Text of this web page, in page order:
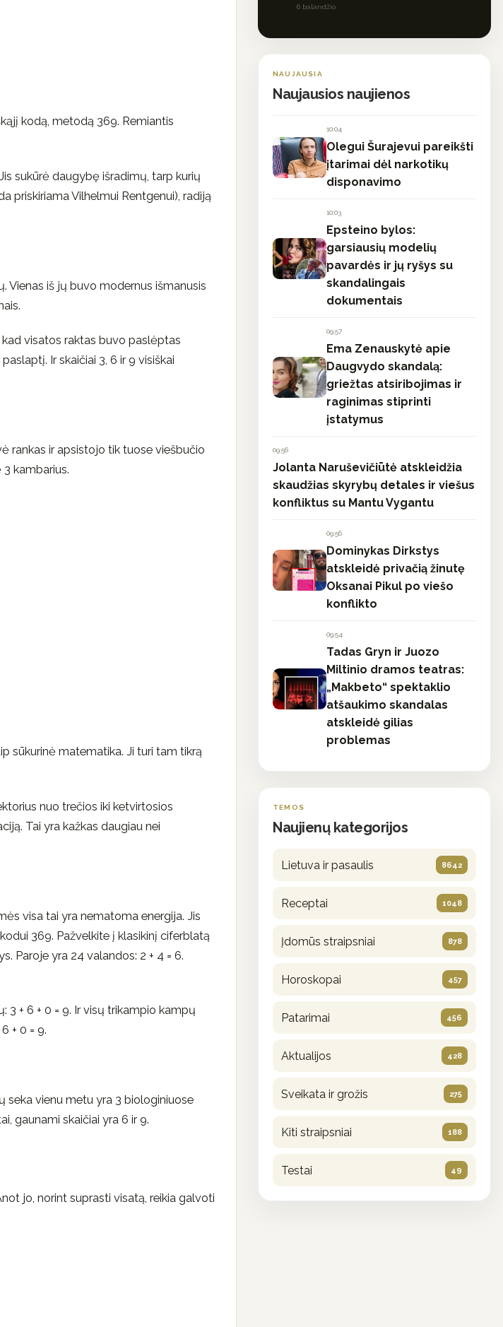
kodą, metodą 369. Remiantis
sukūrė daugybę išradimų, tarp kurių
priskiriama Vilhelmui Rentgenui), radiją
Vienas iš jų buvo modernus išmanusis
visatos raktas buvo paslėptas
Ir skaičiai 3, 6 ir 9 visiškai
rankas ir apsistojo tik tuose viešbučio
kambarius.
sūkurinė matematika. Ji turi tam tikrą
nuo trečios iki ketvirtosios
Tai yra kažkas daugiau nei
visa tai yra nematoma energija. Jis
369. Pažvelkite į klasikinį ciferblatą
Paroje yra 24 valandos: 2 + 4 = 6.
+ 6 + 0 = 9. Ir visų trikampio kampų
+ 0 = 9.
seka vienu metu yra 3 biologiniuose
gaunami skaičiai yra 6 ir 9.
jo, norint suprasti visatą, reikia galvoti
6 balandžio
NAUJAUSIA
Naujausios naujienos
10:04
Olegui Šurajevui pareikšti
įtarimai dėl narkotikų
disponavimo
10:03
Epsteino bylos:
garsiausių modelių
pavardės ir jų ryšys su
skandalingais
dokumentais
09:57
Ema Zenauskytė apie
Daugvydo skandalą:
griežtas atsiribojimas ir
raginimas stiprinti
įstatymus
09:56
Jolanta Naruševičiūtė atskleidžia
skaudžias skyrybų detales ir viešus
konfliktus su Mantu Vygantu
09:56
Dominykas Dirkstys
atskleidė privačią žinutę
Oksanai Pikul po viešo
konflikto
09:54
Tadas Gryn ir Juozo
Miltinio dramos teatras:
„Makbeto“ spektaklio
atšaukimo skandalas
atskleidė gilias
problemas
TEMOS
Naujienų kategorijos
Lietuva ir pasaulis 8642
Receptai 1048
Įdomūs straipsniai 878
Horoskopai 457
Patarimai 456
Aktualijos 428
Sveikata ir grožis 275
Kiti straipsniai 188
Testai 49